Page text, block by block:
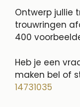
Ontwerp jullie
trouwringen
400
Heb je een
maken bel of
14731035